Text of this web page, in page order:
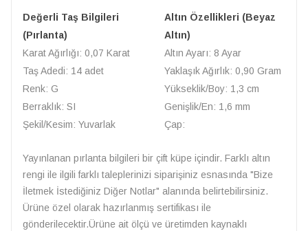
Değerli Taş Bilgileri
(Pırlanta)
Karat Ağırlığı: 0,07 Karat
Taş Adedi: 14 adet
Renk: G
Berraklık: SI
Şekil/Kesim: Yuvarlak
Altın Özellikleri (Beyaz
Altın)
Altın Ayarı: 8 Ayar
Yaklaşık Ağırlık: 0,90 Gram
Yükseklik/Boy: 1,3 cm
Genişlik/En: 1,6 mm
Çap:
Yayınlanan pırlanta bilgileri bir çift küpe içindir. Farklı altın
rengi ile ilgili farklı taleplerinizi siparişiniz esnasında "Bize
İletmek İstediğiniz Diğer Notlar" alanında belirtebilirsiniz.
Ürüne özel olarak hazırlanmış sertifikası ile
gönderilecektir.Ürüne ait ölçü ve üretimden kaynaklı